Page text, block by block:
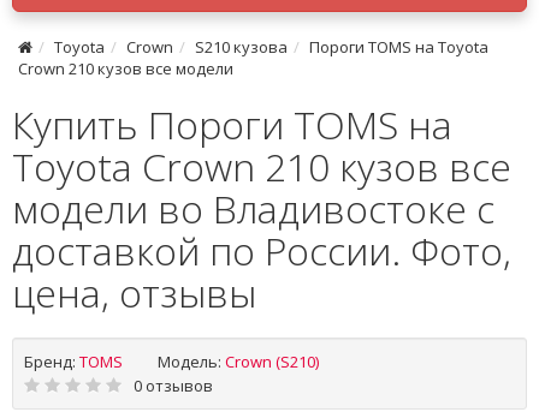
Toyota Crown S210 кузова
Пороги TOMS на Toyota
Crown 210 кузов все модели
Купить Пороги TOMS на
Toyota Crown 210 кузов все
модели во Владивостоке с
доставкой по России. Фото,
цена, отзывы
Бренд: TOMS Модель: Crown (S210)
0 отзывов